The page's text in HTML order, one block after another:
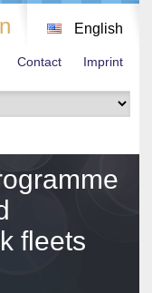
English
Contact Imprint
fleets